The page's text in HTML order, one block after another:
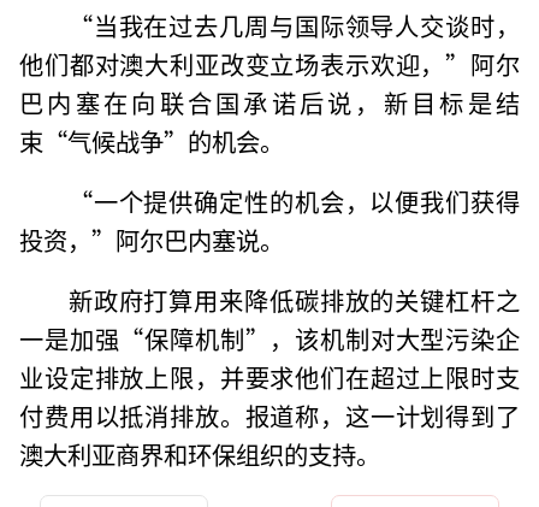
“当我在过去几周与国际领导人交谈时，
他们都对澳大利亚改变立场表示欢迎，”阿尔
巴内塞在向联合国承诺后说，新目标是结
束“气候战争”的机会。
“一个提供确定性的机会，以便我们获得
投资，”阿尔巴内塞说。
新政府打算用来降低碳排放的关键杠杆之
一是加强“保障机制”，该机制对大型污染企
业设定排放上限，并要求他们在超过上限时支
付费用以抵消排放。报道称，这一计划得到了
澳大利亚商界和环保组织的支持。